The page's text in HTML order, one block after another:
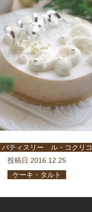
パティスリー ル・コクリコ
投稿日 2016.12.25
ケーキ・タルト